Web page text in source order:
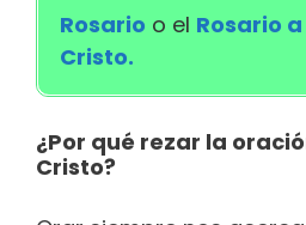
Rosario o el Rosario
Cristo.
¿Por qué rezar la
Cristo?